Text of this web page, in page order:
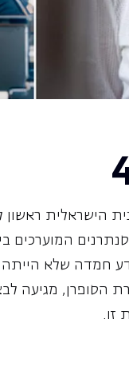
הישראלית ראשון
המוערכים
חמדה שלא
הסופרן, מגיעה
זו.